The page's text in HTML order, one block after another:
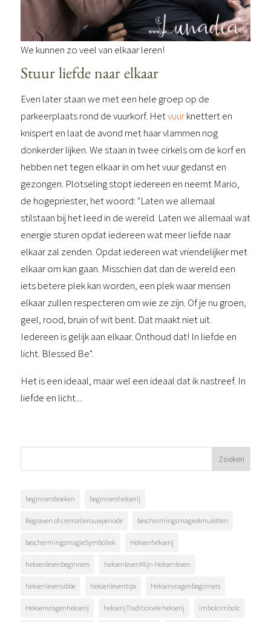
We kunnen zo veel van elkaar leren!
Stuur liefde naar elkaar
Even later staan we met een hele groep op de
parkeerplaats rond de vuurkorf. Hetvuurknettert en
knispert en laat de avond met haar vlammen nog
donkerder lijken. We staan in twee cirkels om de korf en
hebben net tegen elkaar in om het vuur gedanst en
gezongen. Plotseling stopt iedereen en neemt Mario,
de hogepriester, het woord: "Laten we allemaal
stilstaan bij het leed in de wereld. Laten we allemaal wat
energie sturen opdat iedereen wat meer liefde naar
elkaar zal zenden. Opdat iedereen wat vriendelijker met
elkaar om kan gaan. Misschien dat dan de wereld een
iets betere plek kan worden, een plek waar mensen
elkaar zullen respecteren om wie ze zijn. Of je nu groen,
geel, rood, bruin of wit bent. Dat maakt niet uit.
Iedereen is gelijk aan elkaar. Onthoud dat! In liefde en
licht. Blessed Be".
Het is een ideaal, maar wel een ideaal dat ik nastreef. In
liefde en licht....
beginnersboeken beginnershekserij
Begraven of crematierouwperiode beschermingsmagieAmuletten
beschermingsmagieSymboliek Heksenhekserij
heksenlevenbeginners heksenlevenMijn Heksenleven
heksenlevensibbe heksenleventips Heksenvragenbeginners
Heksenvragenhekserij hekserijTraditionele hekserij imbolcimbolc